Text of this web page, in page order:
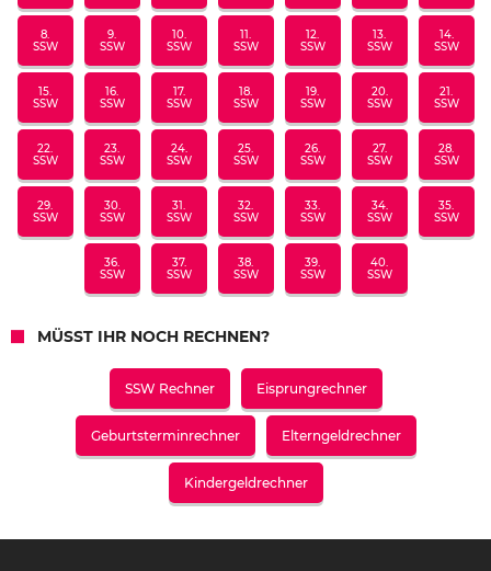
8.
SSW
9.
SSW
10.
SSW
11.
SSW
12.
SSW
13.
SSW
14.
SSW
15.
SSW
16.
SSW
17.
SSW
18.
SSW
19.
SSW
20.
SSW
21.
SSW
22.
SSW
23.
SSW
24.
SSW
25.
SSW
26.
SSW
27.
SSW
28.
SSW
29.
SSW
30.
SSW
31.
SSW
32.
SSW
33.
SSW
34.
SSW
35.
SSW
36.
SSW
37.
SSW
38.
SSW
39.
SSW
40.
SSW
MÜSST IHR NOCH RECHNEN?
SSW Rechner Eisprungrechner
Geburtsterminrechner Elterngeldrechner
Kindergeldrechner